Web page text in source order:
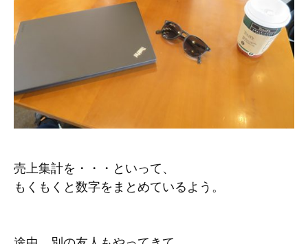
売上集計を・・・といって、
もくもくと数字をまとめているよう。